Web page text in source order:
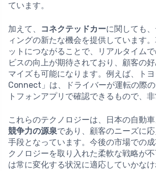
ています。
加えて、 コネクテッドカーに関しても
ィングの新たな機会を提供しています
ットにつながることで、リアルタイム
ビスの向上が期待されており、顧客の
マイズも可能になります。例えば、ト
Connect」は、ドライバーが運転の際
トフォンアプリで確認できるもので、非
これらのテクノロジーは、日本の自動
競争力の源泉であり、顧客のニーズに
手段となっています。今後の市場での
クノロジーを取り入れた柔軟な戦略が
は常に変化する状況に適応していかなけ